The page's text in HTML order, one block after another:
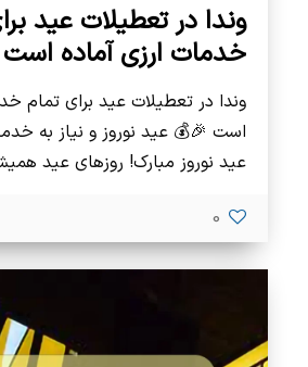
وندا در تعطیلات عید
خدمات ارزی آماده است
وندا در تعطیلات عید برای تمام
است 🎉💰 عید نوروز و نیاز به
عید نوروز مبارک! روزهای عید
0